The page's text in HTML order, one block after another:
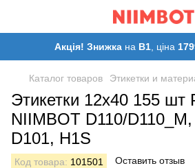
Акція! Знижка на B1 , ціна
Каталог товаров Этикетки и
Этикетки 12х40 155 шт
NIIMBOT D110/
D101, H1S
Код товара: 101501 Оставить отзыв